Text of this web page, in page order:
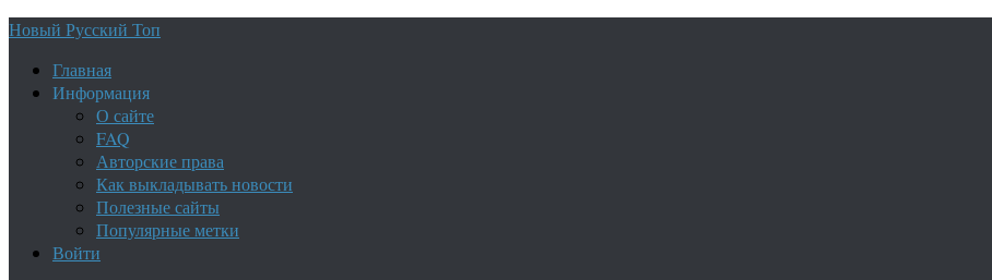
Новый Русский Топ
Главная
Информация
О сайте
FAQ
Авторские права
Как выкладывать новости
Полезные сайты
Популярные метки
Войти